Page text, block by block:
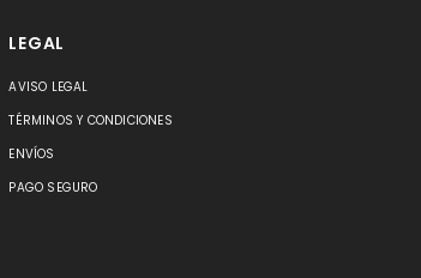
LEGAL
AVISO LEGAL
TÉRMINOS Y CONDICIONES
ENVÍOS
PAGO SEGURO